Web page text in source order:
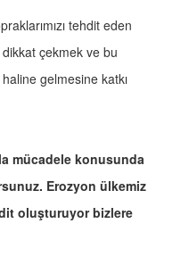
tehdit eden
çekmek ve bu
gelmesine katkı
mücadele konusunda
Erozyon ülkemiz
oluşturuyor bizlere